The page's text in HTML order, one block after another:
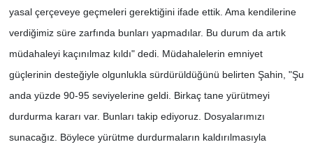
yasal çerçeveye geçmeleri gerektiğini ifade ettik. Ama kendilerine
verdiğimiz süre zarfında bunları yapmadılar. Bu durum da artık
müdahaleyi kaçınılmaz kıldı" dedi. Müdahalelerin emniyet
güçlerinin desteğiyle olgunlukla sürdürüldüğünü belirten Şahin, "Şu
anda yüzde 90-95 seviyelerine geldi. Birkaç tane yürütmeyi
durdurma kararı var. Bunları takip ediyoruz. Dosyalarımızı
sunacağız. Böylece yürütme durdurmaların kaldırılmasıyla